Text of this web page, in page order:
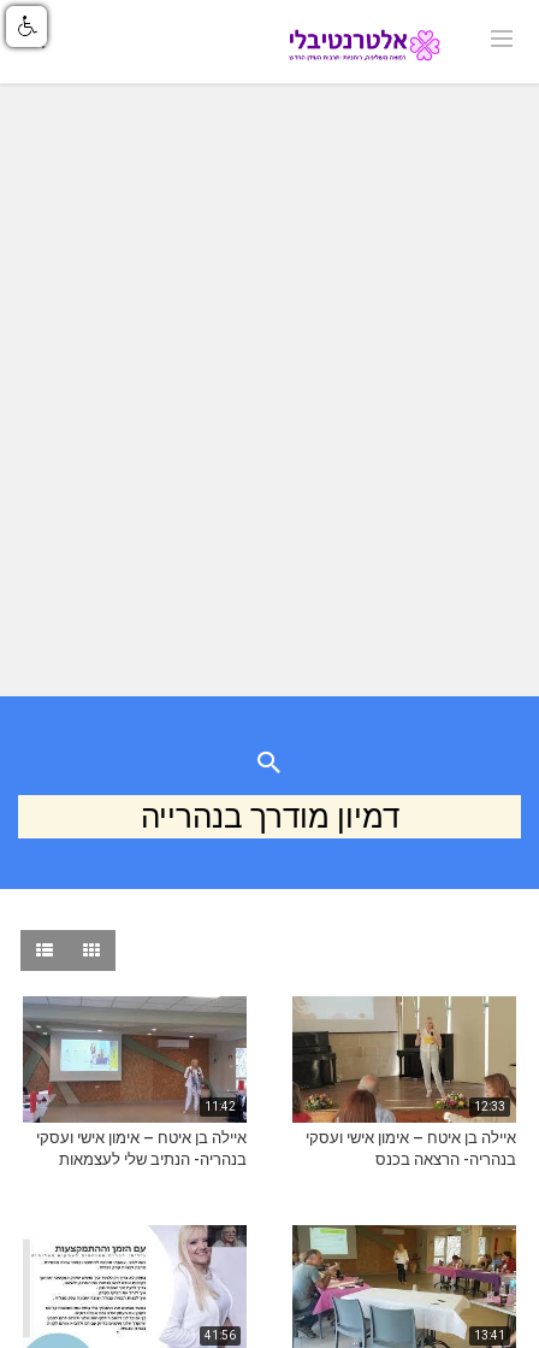
דמיון מודרך בנהרייה
12:33
איילה בן איטח – אימון אישי ועסקי
בנהריה- הרצאה בכנס
11:42
איילה בן איטח – אימון אישי ועסקי
בנהריה- הנתיב שלי לעצמאות
13:41
41:56